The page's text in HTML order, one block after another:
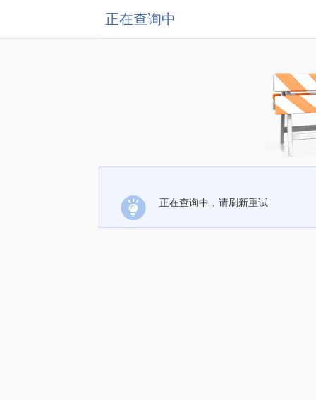
正在查询中
正在查询中，请刷新重试